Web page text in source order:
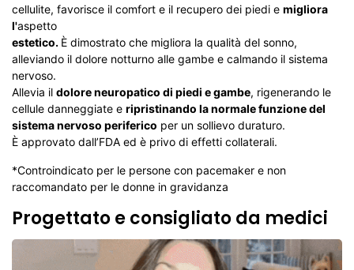
cellulite, favorisce il comfort e il recupero dei piedi e migliora
l'aspetto
estetico. È dimostrato che migliora la qualità del sonno,
alleviando il dolore notturno alle gambe e calmando il sistema
nervoso.
Allevia il dolore neuropatico di piedi e gambe, rigenerando le
cellule danneggiate e ripristinando la normale funzione del
sistema nervoso periferico per un sollievo duraturo.
È approvato dall’FDA ed è privo di effetti collaterali.
*Controindicato per le persone con pacemaker e non
raccomandato per le donne in gravidanza
Progettato e consigliato da medici